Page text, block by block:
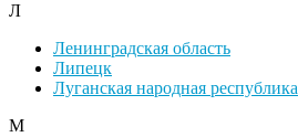
Л
Ленинградская область
Липецк
Луганская народная республика
М